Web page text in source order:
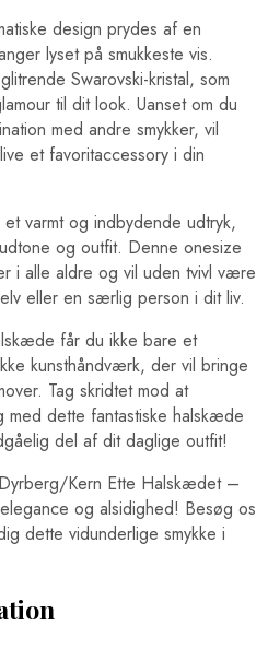
design prydes af en
lyset på smukkeste vis.
Swarovski-kristal, som
til dit look. Uanset om du
med andre smykker, vil
et favoritaccessory i din
varmt og indbydende udtryk,
og outfit. Denne onesize
i alle aldre og vil uden tvivl være
eller en særlig person i dit liv.
får du ikke bare et
kunsthåndværk, der vil bringe
Tag skridtet mod at
med dette fantastiske halskæde
del af dit daglige outfit!
Kern Ette Halskædet –
og alsidighed! Besøg os
dette vidunderlige smykke i